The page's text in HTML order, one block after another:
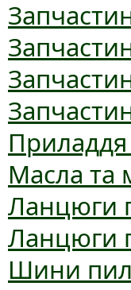
Приладдя
Масла та
Ланцюги
Ланцюги
Шини